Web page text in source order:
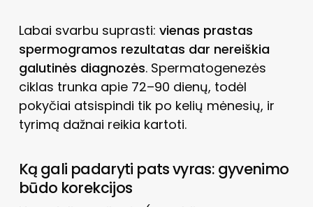
Labai svarbu suprasti: vienas prastas
spermogramos rezultatas dar nereiškia
galutinės diagnozės. Spermatogenezės
ciklas trunka apie 72–90 dienų, todėl
pokyčiai atsispindi tik po kelių mėnesių, ir
tyrimą dažnai reikia kartoti.
Ką gali padaryti pats vyras: gyvenimo
būdo korekcijos